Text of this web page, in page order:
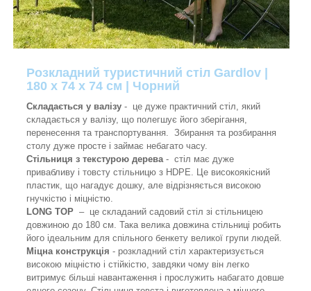
Розкладний туристичний стіл Gardlov |
180 х 74 х 74 см | Чорний
Складається у валізу - це дуже практичний стіл, який
складається у валізу, що полегшує його зберігання,
перенесення та транспортування. Збирання та розбирання
столу дуже просте і займає небагато часу.
Стільниця з текстурою дерева - стіл має дуже
привабливу і товсту стільницю з HDPE. Це високоякісний
пластик, що нагадує дошку, але відрізняється високою
гнучкістю і міцністю.
LONG TOP – це складаний садовий стіл зі стільницею
довжиною до 180 см. Така велика довжина стільниці робить
його ідеальним для спільного бенкету великої групи людей.
Міцна конструкція - розкладний стіл характеризується
високою міцністю і стійкістю, завдяки чому він легко
витримує більші навантаження і прослужить набагато довше